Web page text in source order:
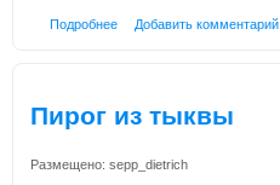
Подробнее Добавить комментарий
Пирог из тыквы
Размещено: sepp_dietrich